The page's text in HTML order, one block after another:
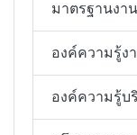
มาตรฐานงา
องค์ความรู้ง
องค์ความรู้บ